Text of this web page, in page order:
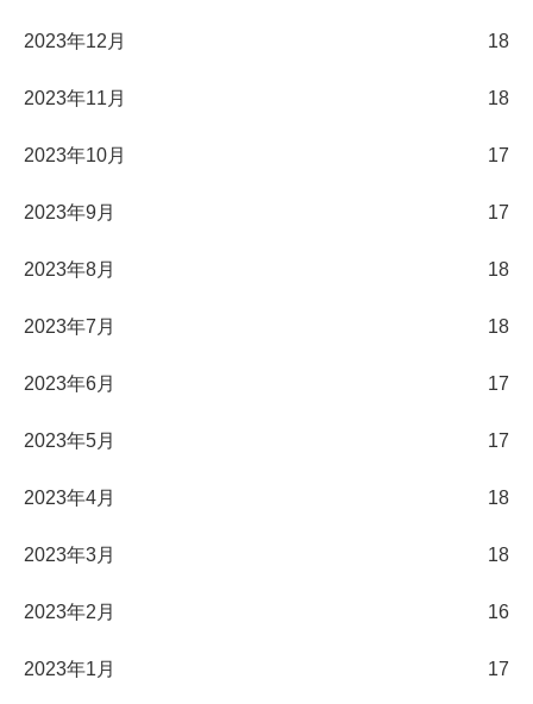
2023年12月 18
2023年11月 18
2023年10月 17
2023年9月 17
2023年8月 18
2023年7月 18
2023年6月 17
2023年5月 17
2023年4月 18
2023年3月 18
2023年2月 16
2023年1月 17